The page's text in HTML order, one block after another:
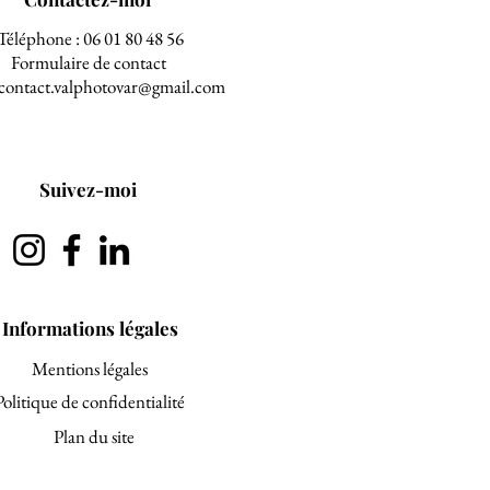
: 06 01 80 48 56
Formulaire de contact
Suivez-moi
Informations légales
Mentions légales
de confidentialité
Plan du site